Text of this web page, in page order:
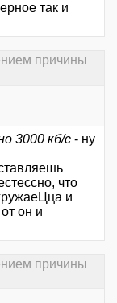
так и
причины
3000 кб/с - ну
что
и
он и
причины